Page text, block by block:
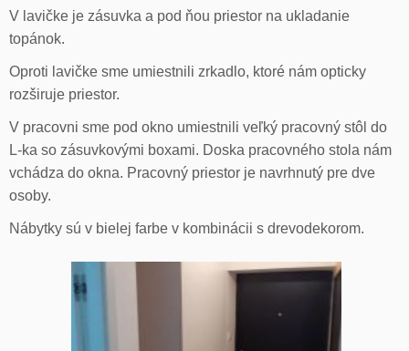
V lavičke je zásuvka a pod ňou priestor na ukladanie
topánok.
Oproti lavičke sme umiestnili zrkadlo, ktoré nám opticky
rozširuje priestor.
V pracovni sme pod okno umiestnili veľký pracovný stôl do
L-ka so zásuvkovými boxami. Doska pracovného stola nám
vchádza do okna. Pracovný priestor je navrhnutý pre dve
osoby.
Nábytky sú v bielej farbe v kombinácii s drevodekorom.